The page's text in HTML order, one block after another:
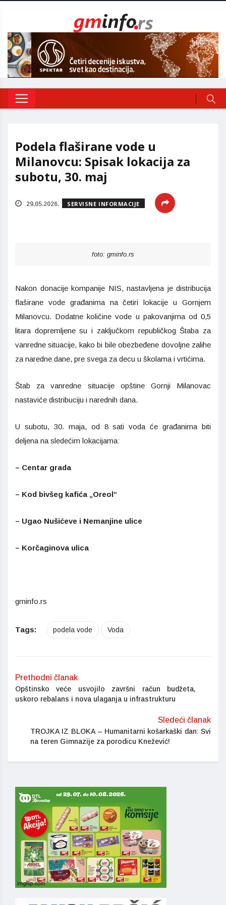
Podela flaširane vode u
Milanovcu: Spisak lokacija za
subotu, 30. maj
29.05.2026. SERVISNE INFORMACIJE
foto: gminfo.rs
Nakon donacije kompanije NIS, nastavljena je distribucija
flaširane vode građanima na četiri lokacije u Gornjem
Milanovcu. Dodatne količine vode u pakovanjima od 0,5
litara dopremljene su i zaključkom republičkog Štaba za
vanredne situacije, kako bi bile obezbeđene dovoljne zalihe
za naredne dane, pre svega za decu u školama i vrtićima.
Štab za vanredne situacije opštine Gornji Milanovac
nastaviće distribuciju i narednih dana.
U subotu, 30. maja, od 8 sati voda će građanima biti
deljena na sledećim lokacijama:
– Centar grada
– Kod bivšeg kafića „Oreol“
– Ugao Nušićeve i Nemanjine ulice
– Korčaginova ulica
gminfo.rs
Tags: podela vode Voda
Prethodni članak
Opštinsko veće usvojilo završni račun budžeta,
uskoro rebalans i nova ulaganja u infrastrukturu
Sledeći članak
TROJKA IZ BLOKA – Humanitarni košarkaški dan: Svi
na teren Gimnazije za porodicu Knežević!